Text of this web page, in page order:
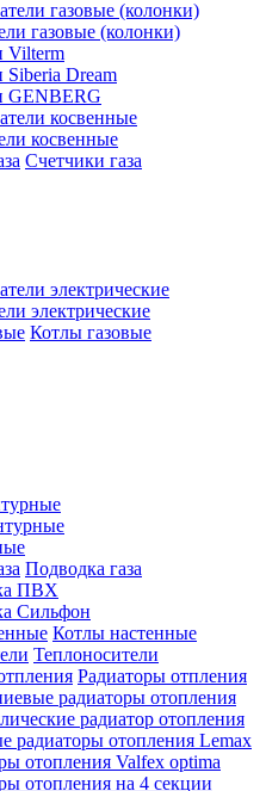
газовые (колонки)
Vilterm
Siberia Dream
GENBERG
косвенные
Счетчики газа
электрические
Котлы газовые
Подводка газа
ПВХ
Сильфон
Котлы настенные
Теплоносители
Радиаторы отпления
радиаторы отопления
радиатор отопления
радиаторы отопления Lemax
отопления Valfex optima
отопления на 4 секции